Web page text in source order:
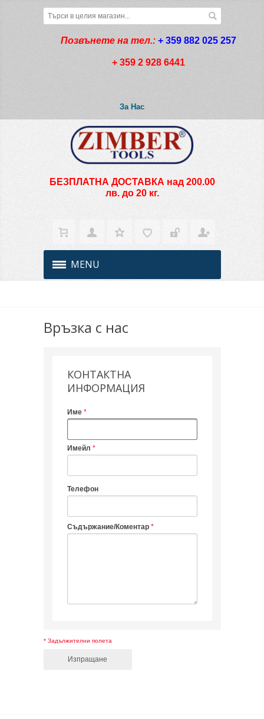
Позвънете на тел.: + 359 882 025 257
+ 359 2 928 6441
За Нас
БЕЗПЛАТНА ДОСТАВКА над 200.00
лв. до 20 кг.
MENU
Връзка с нас
КОНТАКТНА
ИНФОРМАЦИЯ
Име
Имейл
Телефон
Съдържание/Коментар
* Задължителни полета
Изпращане